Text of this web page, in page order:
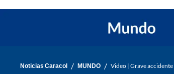
Noticias Caracol / MUNDO / Video | Grave